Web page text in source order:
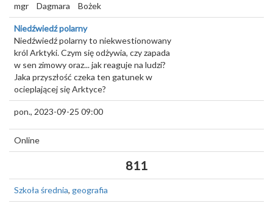
mgr
Dagmara Bożek
Niedźwiedź polarny
Niedźwiedź polarny to niekwestionowany
król Arktyki. Czym się odżywia, czy zapada
w sen zimowy oraz... jak reaguje na ludzi?
Jaka przyszłość czeka ten gatunek w
ocieplającej się Arktyce?
pon., 2023-09-25 09:00
Online
811
Szkoła średnia, geografia